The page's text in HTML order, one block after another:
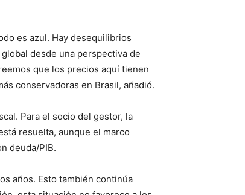
es azul. Hay desequilibrios
desde una perspectiva de
que los precios aquí tienen
conservadoras en Brasil, añadió.
Para el socio del gestor, la
resuelta, aunque el marco
deuda/PIB.
años. Esto también continúa